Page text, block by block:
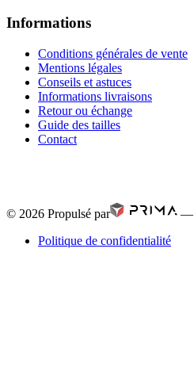
Informations
Conditions générales de vente
Mentions légales
Conseils et astuces
Informations livraisons
Retour ou échange
Guide des tailles
Contact
© 2026 Propulsé par —
Politique de confidentialité